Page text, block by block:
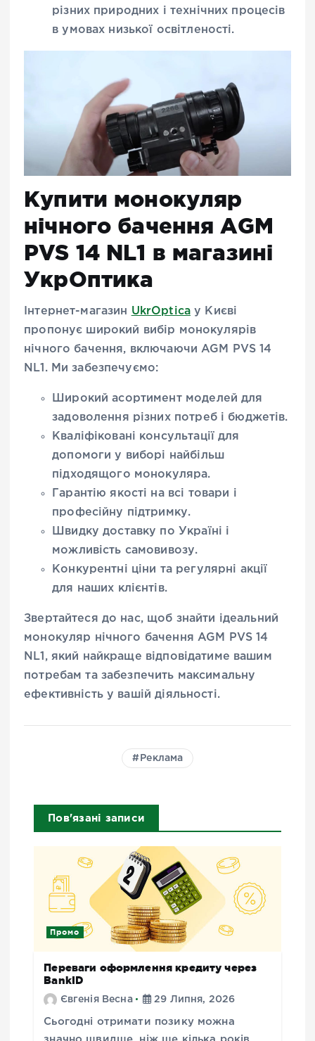
різних природних і технічних процесів
в умовах низької освітленості.
Купити монокуляр
нічного бачення AGM
PVS 14 NL1 в магазині
УкрОптика
Інтернет-магазин UkrOptica у Києві
пропонує широкий вибір монокулярів
нічного бачення, включаючи AGM PVS 14
NL1. Ми забезпечуємо:
Широкий асортимент моделей для
задоволення різних потреб і бюджетів.
Кваліфіковані консультації для
допомоги у виборі найбільш
підходящого монокуляра.
Гарантію якості на всі товари і
професійну підтримку.
Швидку доставку по Україні і
можливість самовивозу.
Конкурентні ціни та регулярні акції
для наших клієнтів.
Звертайтеся до нас, щоб знайти ідеальний
монокуляр нічного бачення AGM PVS 14
NL1, який найкраще відповідатиме вашим
потребам та забезпечить максимальну
ефективність у вашій діяльності.
Реклама
Пов'язані записи
Промо
Переваги оформлення кредиту через
BankID
Євгенія Весна 29 Липня, 2026
Сьогодні отримати позику можна